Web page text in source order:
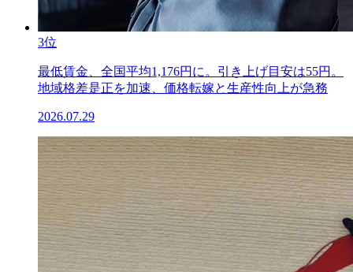
3位
最低賃金、全国平均1,176円に。引き上げ目安は55円。
地域格差是正を加速、価格転嫁と生産性向上が急務
2026.07.29